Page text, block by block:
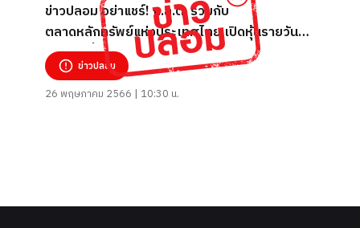
ข่าวปลอม อย่าแชร์! ก.ล.ต. ร่วมกับ
ตลาดหลักทรัพย์แห่งประเทศไทย เปิดหุ้นรายวัน
หุ้นระยะสั้นและระยะยาว
ข่าวปลอม
26 พฤษภาคม 2566 | 10:30 น.